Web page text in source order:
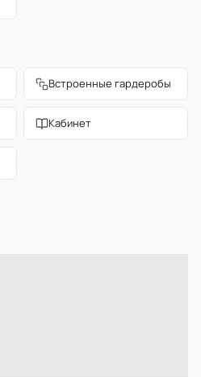
Встроенные гардеробы
Кабинет